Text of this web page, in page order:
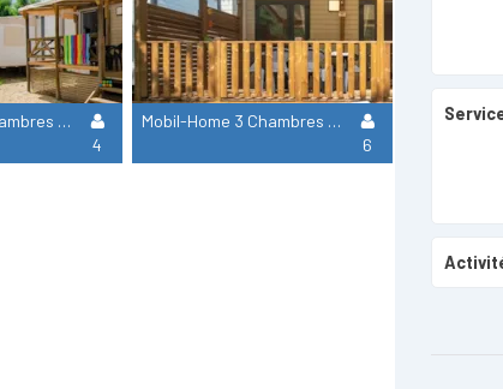
Mobil-Home 2 Chambres - Collection Confort
4
Mobil-Home 3 Chambres - Collection Elegance
6